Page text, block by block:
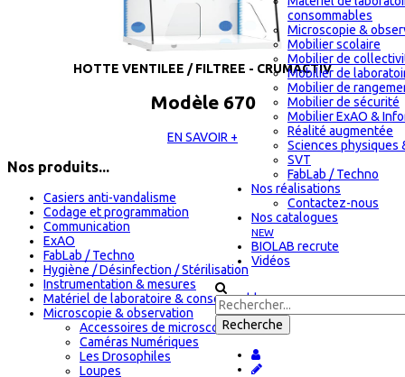
consommables
Microscopie &
Mobilier scolaire
Mobilier de
Mobilier de
Mobilier de
Mobilier de sécurité
Mobilier ExAO &
Réalité augmentée
Sciences physiques
SVT
FabLab / Techno
Nos réalisations
Contactez-nous
Nos catalogues
NEW
BIOLAB recrute
Vidéos
HOTTE VENTILEE / FILTREE - CRUMACTIV
Modèle 670
EN SAVOIR +
Nos produits...
Casiers anti-vandalisme
Codage et programmation
Communication
ExAO
FabLab / Techno
Hygiène / Désinfection / Stérilisation
Instrumentation & mesures
Matériel de laboratoire & consommables
Microscopie & observation
Accessoires de microscopie
Caméras Numériques
Les Drosophiles
Loupes